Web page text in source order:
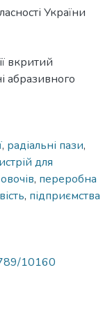
України
вкритий
абразивного
, радіальні пази,
для
, переробна
, підприємства
10160